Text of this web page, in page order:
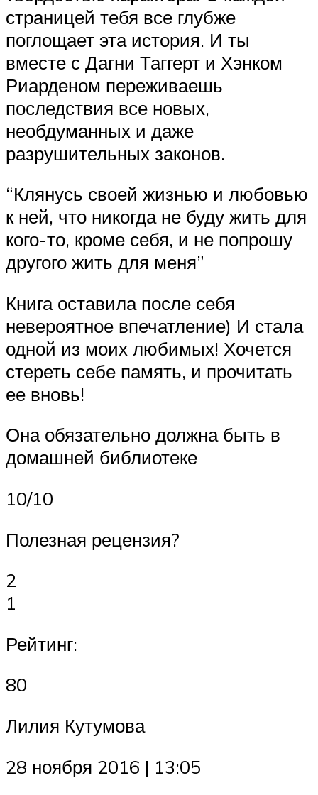
страницей тебя все глубже
поглощает эта история. И ты
вместе с Дагни Таггерт и Хэнком
Риарденом переживаешь
последствия все новых,
необдуманных и даже
разрушительных законов.
“Клянусь своей жизнью и любовью
к ней, что никогда не буду жить для
кого-то, кроме себя, и не попрошу
другого жить для меня”
Книга оставила после себя
невероятное впечатление) И стала
одной из моих любимых! Хочется
стереть себе память, и прочитать
ее вновь!
Она обязательно должна быть в
домашней библиотеке
10/10
Полезная рецензия?
2
1
Рейтинг:
80
Лилия Кутумова
28 ноября 2016 | 13:05